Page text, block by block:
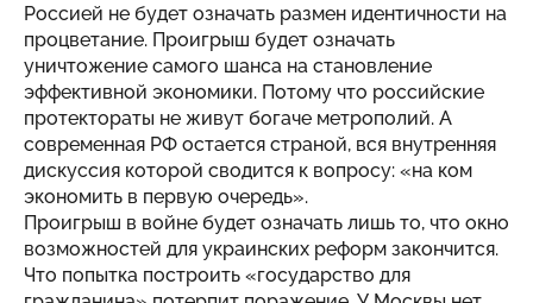
Россией не будет означать размен идентичности на
процветание. Проигрыш будет означать
уничтожение самого шанса на становление
эффективной экономики. Потому что российские
протектораты не живут богаче метрополий. А
современная РФ остается страной, вся внутренняя
дискуссия которой сводится к вопросу: «на ком
экономить в первую очередь».
Проигрыш в войне будет означать лишь то, что окно
возможностей для украинских реформ закончится.
Что попытка построить «государство для